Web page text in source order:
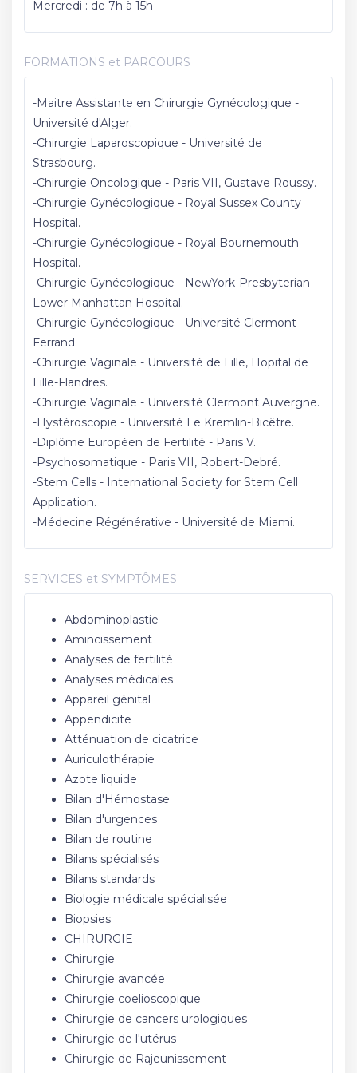
Mercredi : de 7h à 15h
FORMATIONS et PARCOURS
-Maitre Assistante en Chirurgie Gynécologique -
Université d'Alger.
-Chirurgie Laparoscopique - Université de
Strasbourg.
-Chirurgie Oncologique - Paris VII, Gustave Roussy.
-Chirurgie Gynécologique - Royal Sussex County
Hospital.
-Chirurgie Gynécologique - Royal Bournemouth
Hospital.
-Chirurgie Gynécologique - NewYork-Presbyterian
Lower Manhattan Hospital.
-Chirurgie Gynécologique - Université Clermont-
Ferrand.
-Chirurgie Vaginale - Université de Lille, Hopital de
Lille-Flandres.
-Chirurgie Vaginale - Université Clermont Auvergne.
-Hystéroscopie - Université Le Kremlin-Bicêtre.
-Diplôme Européen de Fertilité - Paris V.
-Psychosomatique - Paris VII, Robert-Debré.
-Stem Cells - International Society for Stem Cell
Application.
-Médecine Régénérative - Université de Miami.
SERVICES et SYMPTÔMES
Abdominoplastie
Amincissement
Analyses de fertilité
Analyses médicales
Appareil génital
Appendicite
Atténuation de cicatrice
Auriculothérapie
Azote liquide
Bilan d'Hémostase
Bilan d'urgences
Bilan de routine
Bilans spécialisés
Bilans standards
Biologie médicale spécialisée
Biopsies
CHIRURGIE
Chirurgie
Chirurgie avancée
Chirurgie coelioscopique
Chirurgie de cancers urologiques
Chirurgie de l'utérus
Chirurgie de Rajeunissement